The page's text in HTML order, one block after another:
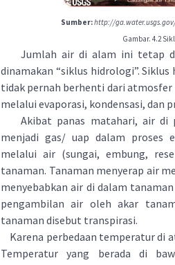
Sumber:http://
Gambar. 4.2
Jumlah air di alam ini tetap
dinamakan “siklus hidrologi”.
tidak pernah berhenti dari
melalui evaporasi, kondensasi, dan
Akibat panas matahari, air di
menjadi gas/ uap dalam proses
melalui air (sungai, embung,
tanaman. Tanaman menyerap air
menyebabkan air di dalam
pengambilan air oleh akar
tanaman disebut transpirasi.
Karena perbedaan temperatur di
Temperatur yang berada di